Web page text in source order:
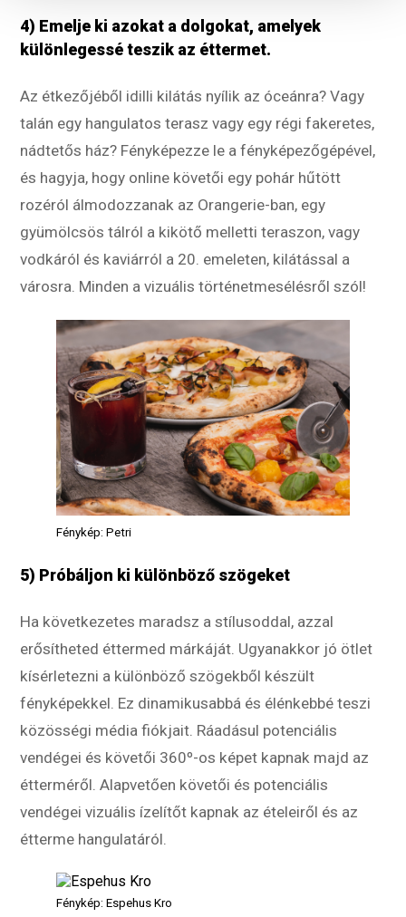
4) Emelje ki azokat a dolgokat, amelyek
különlegessé teszik az éttermet.
Az étkezőjéből idilli kilátás nyílik az óceánra? Vagy
talán egy hangulatos terasz vagy egy régi fakeretes,
nádtetős ház? Fényképezze le a fényképezőgépével,
és hagyja, hogy online követői egy pohár hűtött
rozéról álmodozzanak az Orangerie-ban, egy
gyümölcsös tálról a kikötő melletti teraszon, vagy
vodkáról és kaviárról a 20. emeleten, kilátással a
városra. Minden a vizuális történetmesélésről szól!
Fénykép: Petri
5) Próbáljon ki különböző szögeket
Ha következetes maradsz a stílusoddal, azzal
erősítheted éttermed márkáját. Ugyanakkor jó ötlet
kísérletezni a különböző szögekből készült
fényképekkel. Ez dinamikusabbá és élénkebbé teszi
közösségi média fiókjait. Ráadásul potenciális
vendégei és követői 360º-os képet kapnak majd az
étterméről. Alapvetően követői és potenciális
vendégei vizuális ízelítőt kapnak az ételeiről és az
étterme hangulatáról.
Fénykép: Espehus Kro